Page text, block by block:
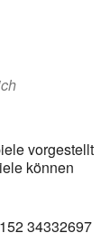
vorgestellt
können
34332697